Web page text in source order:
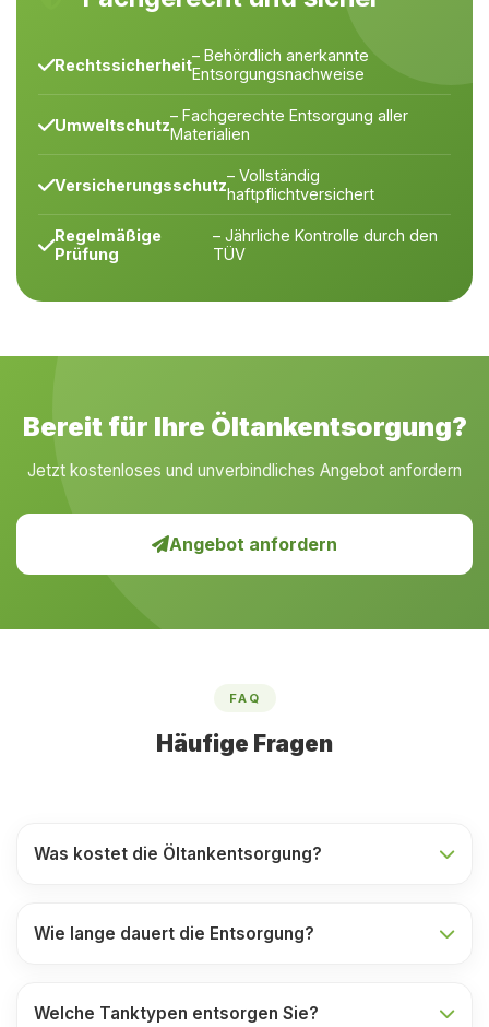
Rechtssicherheit– Behördlich anerkannte
Entsorgungsnachweise
Umweltschutz– Fachgerechte Entsorgung aller
Materialien
Versicherungsschutz– Vollständig
haftpflichtversichert
Regelmäßige
Prüfung
– Jährliche Kontrolle durch den
TÜV
Bereit für Ihre Öltankentsorgung?
Jetzt kostenloses und unverbindliches Angebot anfordern
Angebot anfordern
FAQ
Häufige Fragen
Was kostet die Öltankentsorgung?
Wie lange dauert die Entsorgung?
Welche Tanktypen entsorgen Sie?